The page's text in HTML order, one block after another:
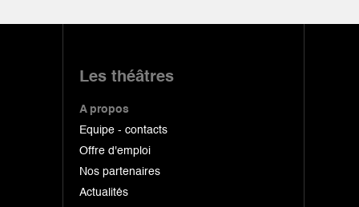
Les théâtres
A propos
Equipe - contacts
Offre d'emploi
Nos partenaires
Actualités